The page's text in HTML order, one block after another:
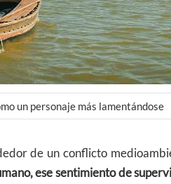
un personaje más lamentándose
de un conflicto
ese sentimiento de